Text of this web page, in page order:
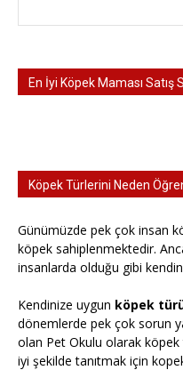
En İyi Köpek Maması Satış
Köpek Türlerini Neden
Günümüzde pek çok insan
köpek sahiplenmektedir.
insanlarda olduğu gibi
Kendinize uygun köpek
dönemlerde pek çok sorun
olan Pet Okulu olarak
iyi şekilde tanıtmak için